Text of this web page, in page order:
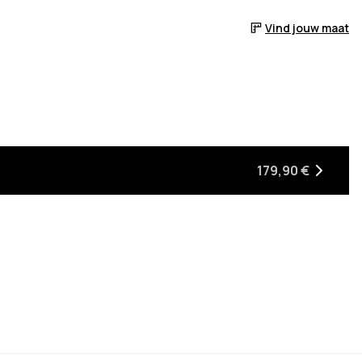
Vind jouw maat
het weer op voorraad is
179,90 €